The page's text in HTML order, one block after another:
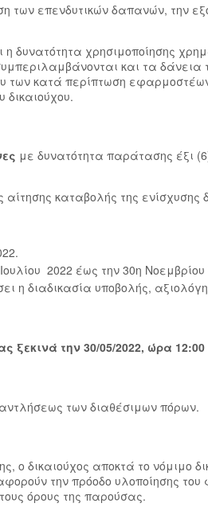
των επενδυτικών δαπανών,
δυνατότητα χρησιμοποίησης
και τα
των κατά περίπτωση
δικαιούχου.
με δυνατότητα παράτασης έξι
καταβολής της
Ιουλίου 2022 έως την 30η Νοεμβρίου
η διαδικασία υποβολής,
την 30/05/2022, ώρα 12:00
των διαθέσιμων πόρων.
ο δικαιούχος αποκτά το
την πρόοδο υλοποίησης
όρους της παρούσας.